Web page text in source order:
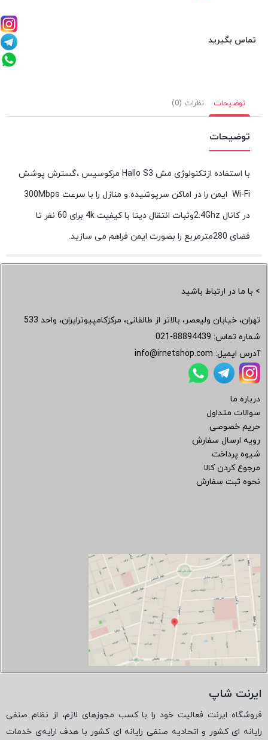
تماس بگیرید
توضیحات نظرات (0)
توضیحات
با استفاده ازتکنولوژی مش Hallo S3 مرکوسیس ،گسترش پوشش
Wi-Fi ایمن را در اماکن سرپوشیده و منازل را با سرعت 300Mbps
در کانال 2.4Ghzوثبات انتقال دیتا با کیفیت 4k برای 60 نفر تا
فضای 280مترمربع را بصورت ایمن فراهم می سازید.
> با ما در ارتباط باشید
تهران، خیابان ولیعصر، بالاتر از طالقانی، مرکزکامپیوترایران، واحد 533
شماره تماس: 021-88894439
آدرس ایمیل: info@irnetshop.com
درباره ما
سوالات متداول
حریم خصوصی
رویه ارسال سفارش
شیوه پرداخت
مرجوع کردن کالا
نحوه ثبت سفارش
ایرنت شاپ
فروشگاه ایرنت فعالیت خود را با کسب مجوزهای لازم، از نظام صنفی
رایانه ای کشور و اتحادیه صنفی رایانه ای کشور با هدف ارایه‌ی خدمات